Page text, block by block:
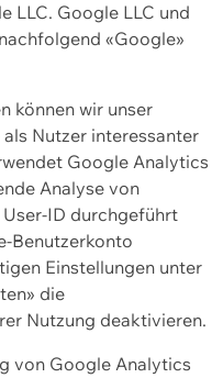
LLC. Google LLC und
«Google»
können wir unser
Nutzer interessanter
Google Analytics
Analyse von
ID durchgeführt
Benutzerkonto
Einstellungen unter
die
Nutzung deaktivieren.
von Google Analytics